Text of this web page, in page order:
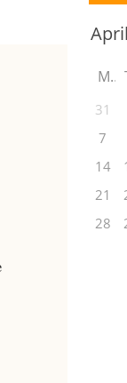
M
31
7
14
21
28